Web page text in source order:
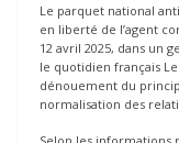
Le parquet national
en liberté de l’agent
12 avril 2025, dans un
le quotidien français
dénouement du
normalisation des